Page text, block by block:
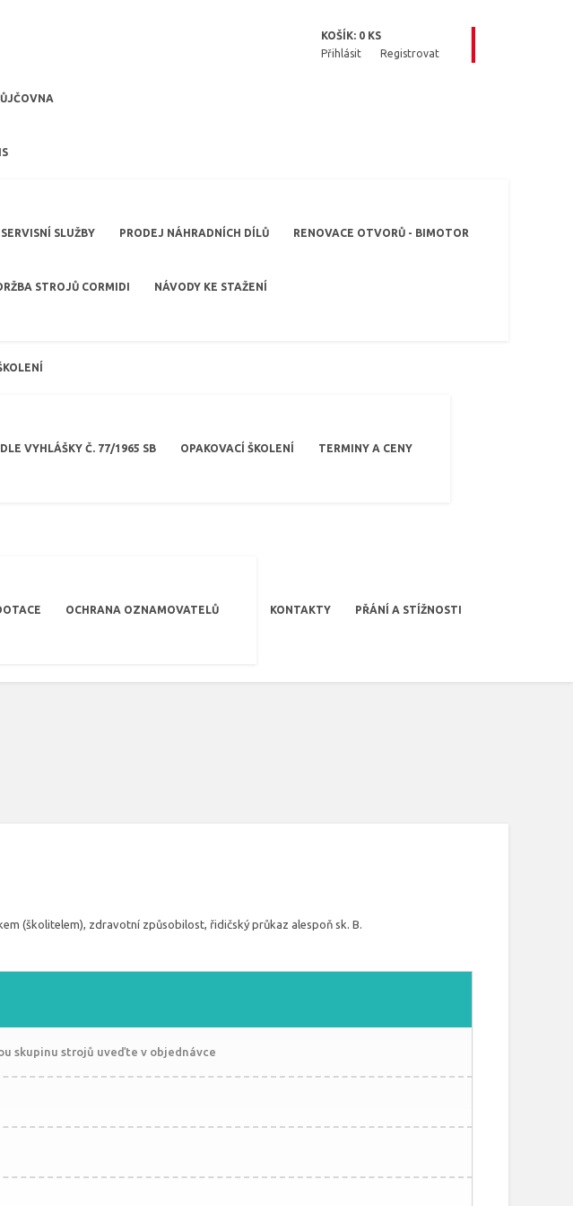
KOŠÍK: 0 KS
Přihlásit
Registrovat
SERVISNÍ SLUŽBY PRODEJ NÁHRADNÍCH DÍLŮ RENOVACE OTVORŮ - BIMOTOR
STROJŮ CORMIDI NÁVODY KE STAŽENÍ
VYHLÁŠKY Č. 77/1965 SB OPAKOVACÍ ŠKOLENÍ TERMINY A CENY
OCHRANA OZNAMOVATELŮ KONTAKTY PŘÁNÍ A STÍŽNOSTI
(školitelem), zdravotní způsobilost, řidičský průkaz alespoň sk. B.
skupinu strojů uveďte v objednávce